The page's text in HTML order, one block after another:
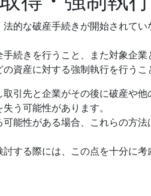
的な破産手続きが開始されて
続きを行うこと、また対象企業
資産に対する強制執行を行うこ
引先と企業がその後に破産や
う可能性があります。
能性がある場合、これらの方法
する際には、この点を十分に考